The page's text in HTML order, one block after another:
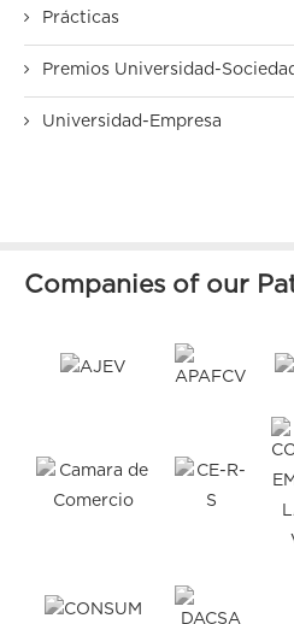
Prácticas
Premios Universidad-
Universidad-Empresa
Companies of our